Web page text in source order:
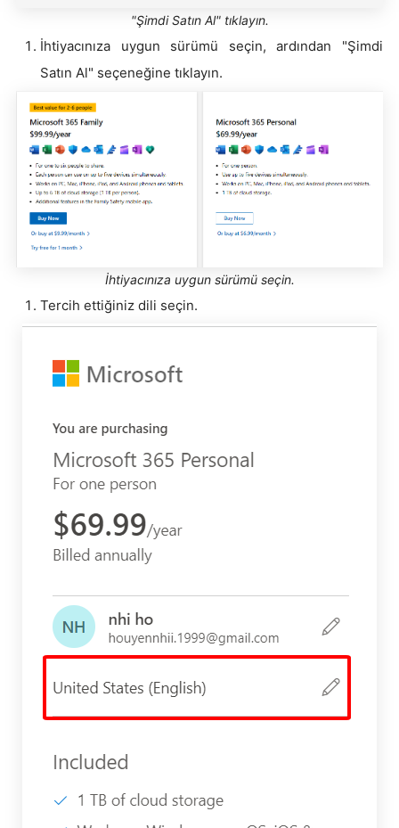
"Şimdi Satın Al" tıklayın.
İhtiyacınıza uygun sürümü seçin, ardından "Şimdi
Satın Al" seçeneğine tıklayın.
İhtiyacınıza uygun sürümü seçin.
Tercih ettiğiniz dili seçin.